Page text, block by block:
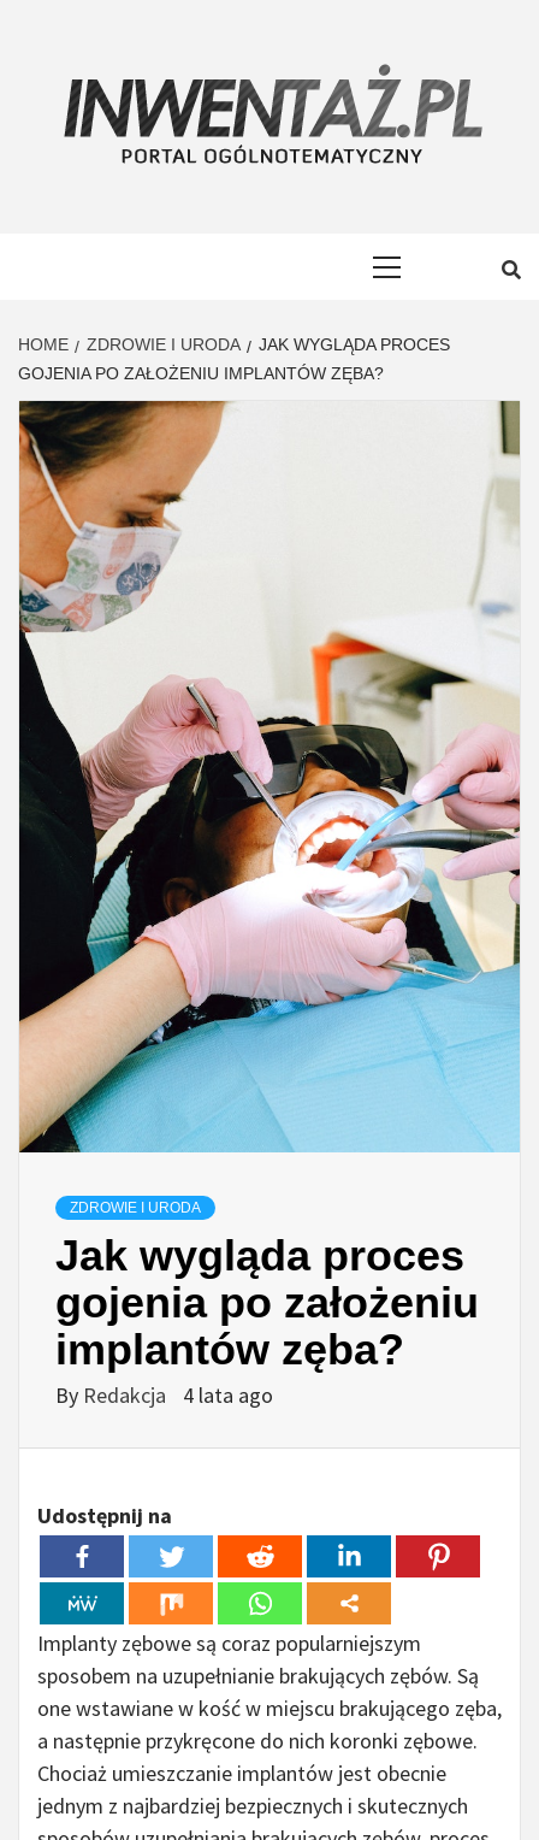
HOME ZDROWIE I URODA
JAK WYGLĄDA PROCES
GOJENIA PO ZAŁOŻENIU IMPLANTÓW ZĘBA?
ZDROWIE I URODA
Jak wygląda proces
gojenia po założeniu
implantów zęba?
By Redakcja 4 lata ago
Udostępnij na
Implanty zębowe są coraz popularniejszym
sposobem na uzupełnianie brakujących zębów. Są
one wstawiane w kość w miejscu brakującego zęba,
a następnie przykręcone do nich koronki zębowe.
Chociaż umieszczanie implantów jest obecnie
jednym z najbardziej bezpiecznych i skutecznych